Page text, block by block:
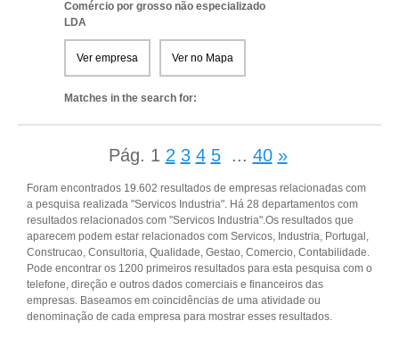
Comércio por grosso não especializado
LDA
Ver empresa Ver no Mapa
Matches in the search for:
Pág. 1 2 3 4 5 ... 40 »
Foram encontrados 19.602 resultados de empresas relacionadas com
a pesquisa realizada "Servicos Industria". Há 28 departamentos com
resultados relacionados com "Servicos Industria".Os resultados que
aparecem podem estar relacionados com Servicos, Industria, Portugal,
Construcao, Consultoria, Qualidade, Gestao, Comercio, Contabilidade.
Pode encontrar os 1200 primeiros resultados para esta pesquisa com o
telefone, direção e outros dados comerciais e financeiros das
empresas. Baseamos em coincidências de uma atividade ou
denominação de cada empresa para mostrar esses resultados.